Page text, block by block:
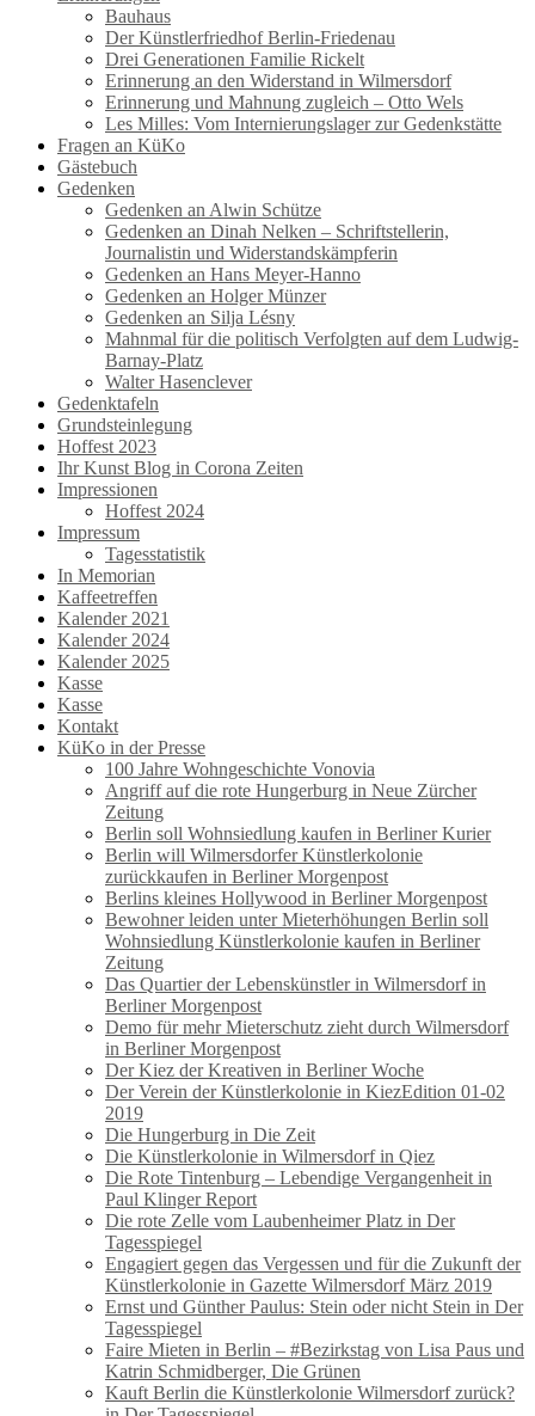
Bauhaus
Der Künstlerfriedhof Berlin-Friedenau
Drei Generationen Familie Rickelt
Erinnerung an den Widerstand in Wilmersdorf
Erinnerung und Mahnung zugleich – Otto Wels
Les Milles: Vom Internierungslager zur Gedenkstätte
Fragen an KüKo
Gästebuch
Gedenken
Gedenken an Alwin Schütze
Gedenken an Dinah Nelken – Schriftstellerin,
Journalistin und Widerstandskämpferin
Gedenken an Hans Meyer-Hanno
Gedenken an Holger Münzer
Gedenken an Silja Lésny
Mahnmal für die politisch Verfolgten auf dem Ludwig-
Barnay-Platz
Walter Hasenclever
Gedenktafeln
Grundsteinlegung
Hoffest 2023
Ihr Kunst Blog in Corona Zeiten
Impressionen
Hoffest 2024
Impressum
Tagesstatistik
In Memorian
Kaffeetreffen
Kalender 2021
Kalender 2024
Kalender 2025
Kasse
Kasse
Kontakt
KüKo in der Presse
100 Jahre Wohngeschichte Vonovia
Angriff auf die rote Hungerburg in Neue Zürcher
Zeitung
Berlin soll Wohnsiedlung kaufen in Berliner Kurier
Berlin will Wilmersdorfer Künstlerkolonie
zurückkaufen in Berliner Morgenpost
Berlins kleines Hollywood in Berliner Morgenpost
Bewohner leiden unter Mieterhöhungen Berlin soll
Wohnsiedlung Künstlerkolonie kaufen in Berliner
Zeitung
Das Quartier der Lebenskünstler in Wilmersdorf in
Berliner Morgenpost
Demo für mehr Mieterschutz zieht durch Wilmersdorf
in Berliner Morgenpost
Der Kiez der Kreativen in Berliner Woche
Der Verein der Künstlerkolonie in KiezEdition 01-02
2019
Die Hungerburg in Die Zeit
Die Künstlerkolonie in Wilmersdorf in Qiez
Die Rote Tintenburg – Lebendige Vergangenheit in
Paul Klinger Report
Die rote Zelle vom Laubenheimer Platz in Der
Tagesspiegel
Engagiert gegen das Vergessen und für die Zukunft der
Künstlerkolonie in Gazette Wilmersdorf März 2019
Ernst und Günther Paulus: Stein oder nicht Stein in Der
Tagesspiegel
Faire Mieten in Berlin – #Bezirkstag von Lisa Paus und
Katrin Schmidberger, Die Grünen
Kauft Berlin die Künstlerkolonie Wilmersdorf zurück?